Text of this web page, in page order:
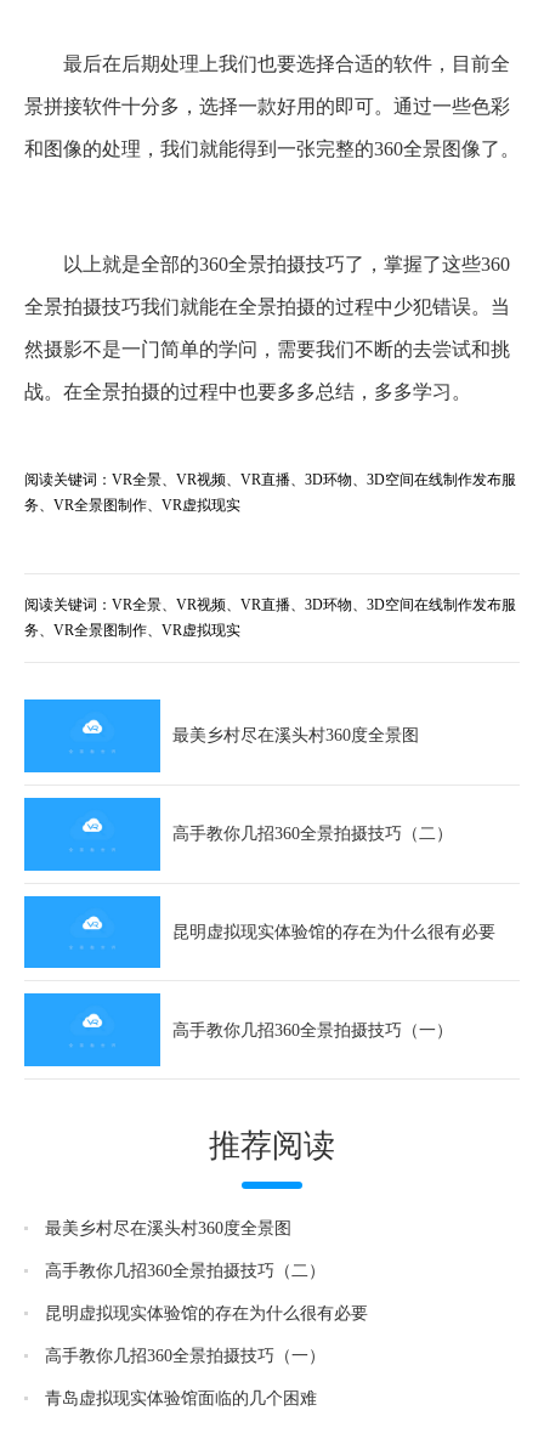
最后在后期处理上我们也要选择合适的软件，目前全
景拼接软件十分多，选择一款好用的即可。通过一些色彩
和图像的处理，我们就能得到一张完整的360全景图像了。
以上就是全部的360全景拍摄技巧了，掌握了这些360
全景拍摄技巧我们就能在全景拍摄的过程中少犯错误。当
然摄影不是一门简单的学问，需要我们不断的去尝试和挑
战。在全景拍摄的过程中也要多多总结，多多学习。
阅读关键词：VR全景、VR视频、VR直播、3D环物、3D空间在线制作发布服
务、VR全景图制作、VR虚拟现实
阅读关键词：VR全景、VR视频、VR直播、3D环物、3D空间在线制作发布服
务、VR全景图制作、VR虚拟现实
最美乡村尽在溪头村360度全景图
高手教你几招360全景拍摄技巧（二）
昆明虚拟现实体验馆的存在为什么很有必要
高手教你几招360全景拍摄技巧（一）
推荐阅读
最美乡村尽在溪头村360度全景图
高手教你几招360全景拍摄技巧（二）
昆明虚拟现实体验馆的存在为什么很有必要
高手教你几招360全景拍摄技巧（一）
青岛虚拟现实体验馆面临的几个困难